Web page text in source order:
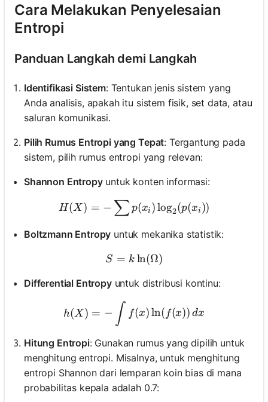
Cara Melakukan Penyelesaian
Entropi
Panduan Langkah demi Langkah
Identifikasi Sistem: Tentukan jenis sistem yang
Anda analisis, apakah itu sistem fisik, set data, atau
saluran komunikasi.
Pilih Rumus Entropi yang Tepat: Tergantung pada
sistem, pilih rumus entropi yang relevan:
Shannon Entropyuntuk konten informasi:
H(X) = - \sum p(x_i)
H(X) = − ∑p(xi ) log2(p(xi ))
Boltzmann Entropy untuk mekanika statistik:
S = k \ln(\Omega)
S = k ln(Ω)
Differential Entropyuntuk distribusi kontinu:
h(X) = - \int f(x) \ln(f(x))
h(X) = − ∫ f(x)ln( f(x)) dx
Hitung Entropi: Gunakan rumus yang dipilih untuk
menghitung entropi. Misalnya, untuk menghitung
entropi Shannon dari lemparan koin bias di mana
probabilitas kepala adalah 0.7: